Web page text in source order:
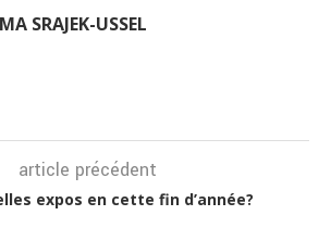
SRAJEK-USSEL
article précédent
expos en cette fin d’année?